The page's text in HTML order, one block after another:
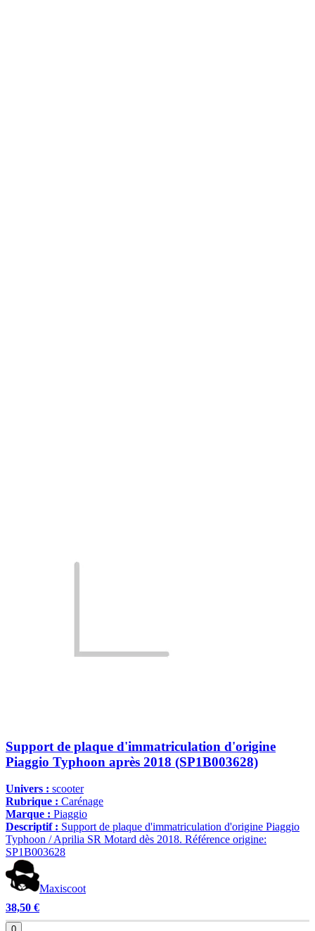
Support de plaque d'immatriculation d'origine
Piaggio Typhoon après 2018 (SP1B003628)
Univers : scooter
Rubrique : Carénage
Marque : Piaggio
Descriptif : Support de plaque d'immatriculation d'origine Piaggio
Typhoon / Aprilia SR Motard dès 2018. Référence origine:
SP1B003628
Maxiscoot
38,50 €